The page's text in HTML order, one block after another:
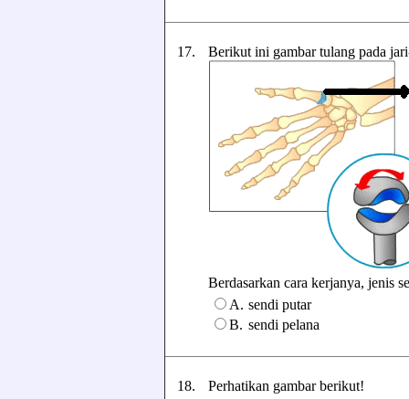
17. Berikut ini gambar tulang pada
Berdasarkan cara kerjanya, jenis
A. sendi putar
B. sendi pelana
18. Perhatikan gambar berikut!